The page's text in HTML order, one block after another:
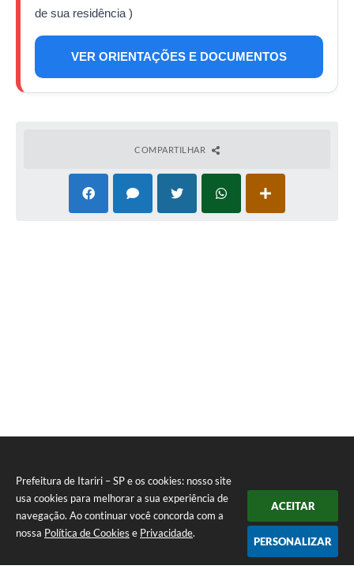
Prefeitura de Itariri – SP e os cookies: nosso site
usa cookies para melhorar a sua experiência de
navegação. Ao continuar você concorda com a
nossa Política de Cookies e Privacidade.
ACEITAR
PERSONALIZAR
de sua residência )
VER ORIENTAÇÕES E DOCUMENTOS
COMPARTILHAR